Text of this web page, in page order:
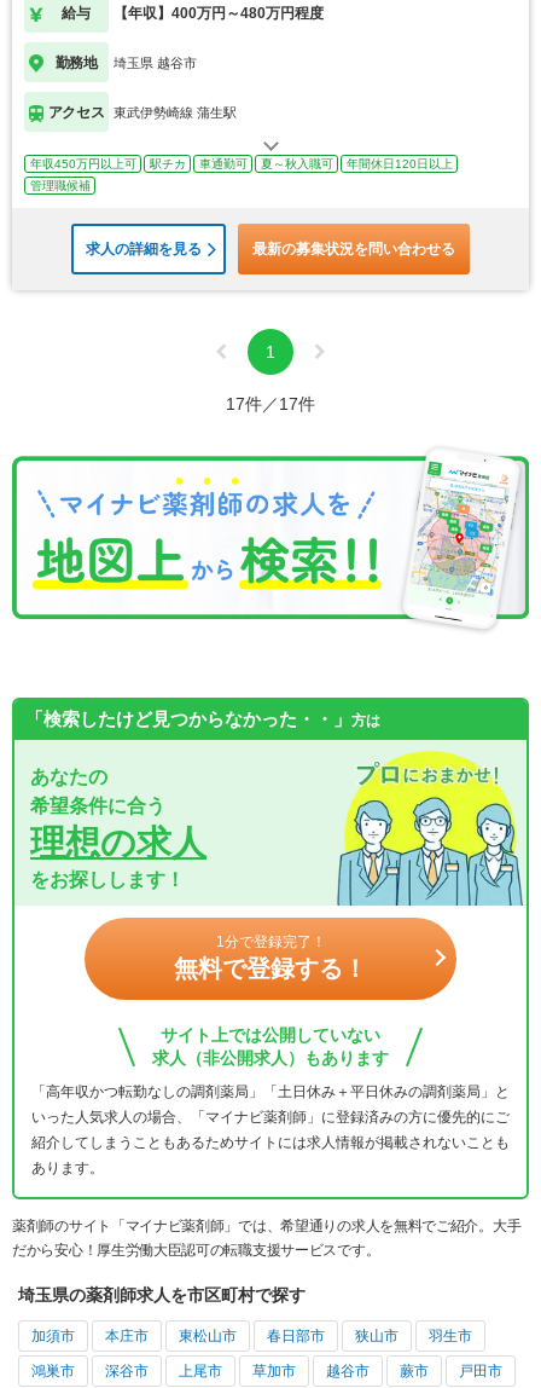
給与 【年収】400万円～480万円程度
勤務地 埼玉県 越谷市
アクセス 東武伊勢崎線 蒲生駅
年収450万円以上可 駅チカ 車通勤可 夏～秋入職可
年間休日120日以上
管理職候補
求人の詳細を見る 最新の募集状況を問い合わせる
1
17件／17件
「検索したけど見つからなかった・・」 方は
あなたの
希望条件に合う
理想の求人
をお探しします！
1分で登録完了！
無料で登録する！
サイト上では公開していない
求人（非公開求人）もあります
「高年収かつ転勤なしの調剤薬局」「土日休み＋平日休みの調剤薬局」と
いった人気求人の場合、「マイナビ薬剤師」に登録済みの方に優先的にご
紹介してしまうこともあるためサイトには求人情報が掲載されないことも
あります。
薬剤師のサイト「マイナビ薬剤師」では、希望通りの求人を無料でご紹介。大手
だから安心！厚生労働大臣認可の転職支援サービスです。
埼玉県の薬剤師求人を市区町村で探す
加須市 本庄市 東松山市 春日部市 狭山市 羽生市
鴻巣市 深谷市 上尾市 草加市 越谷市 蕨市 戸田市